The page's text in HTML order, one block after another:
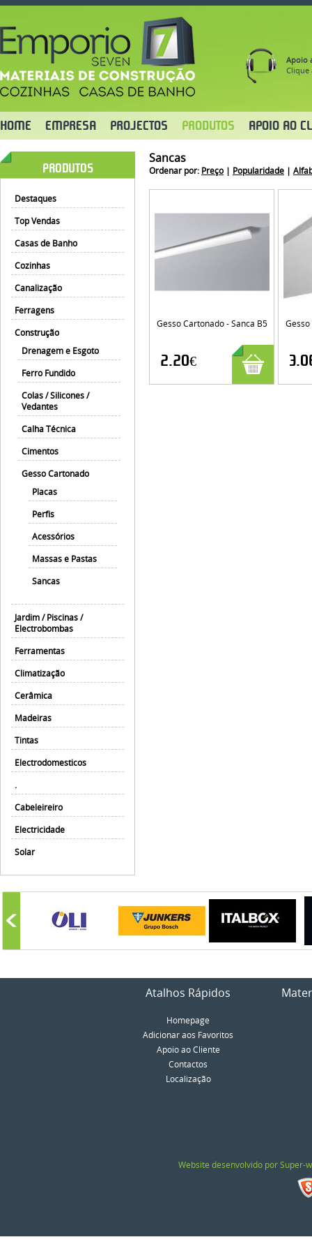
Apoio
Clique
HOME EMPRESA PROJECTOS PRODUTOS APOIO AO
PRODUTOS
Destaques
Top Vendas
Casas de Banho
Cozinhas
Canalização
Ferragens
Construção
Drenagem e Esgoto
Ferro Fundido
Colas / Silicones /
Vedantes
Calha Técnica
Cimentos
Gesso Cartonado
Placas
Perfis
Acessórios
Massas e Pastas
Sancas
Jardim / Piscinas /
Electrobombas
Ferramentas
Climatização
Cerâmica
Madeiras
Tintas
Electrodomesticos
.
Cabeleireiro
Electricidade
Solar
Sancas
Ordenar por: Preço | Popularidade |
Gesso Cartonado - Sanca B5
2.20€
Atalhos Rápidos
Homepage
Adicionar aos Favoritos
Apoio ao Cliente
Contactos
Localização
Website desenvolvido por Super-